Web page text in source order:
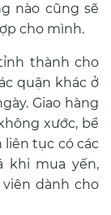
nào cũng sẽ
cho mình.
thành cho
quận khác ở
Giao hàng
xước, bể
liên tục có các
khi mua yến,
dành cho